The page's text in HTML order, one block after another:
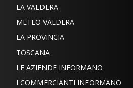
LA VALDERA
METEO VALDERA
LA PROVINCIA
TOSCANA
LE AZIENDE INFORMANO
I COMMERCIANTI INFORMANO